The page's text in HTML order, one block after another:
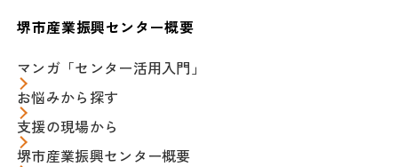
堺市産業振興センター概要
マンガ「センター活用入門」
お悩みから探す
支援の現場から
堺市産業振興センター概要